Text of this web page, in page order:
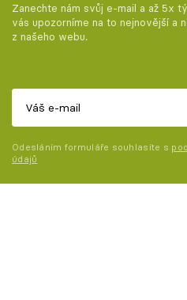
Zanechte nám svůj e-mail a až 5x
vás upozorníme na to nejnovější a
z našeho webu.
Odesláním formuláře souhlasíte s
údajů